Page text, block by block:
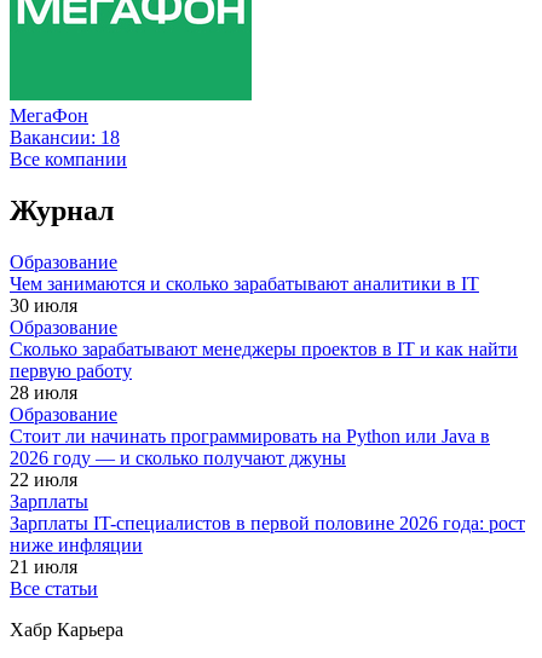
МегаФон
Вакансии: 18
Все компании
Журнал
Образование
Чем занимаются и сколько зарабатывают аналитики в IT
30 июля
Образование
Сколько зарабатывают менеджеры проектов в IT и как найти
первую работу
28 июля
Образование
Стоит ли начинать программировать на Python или Java в
2026 году — и сколько получают джуны
22 июля
Зарплаты
Зарплаты IT-специалистов в первой половине 2026 года: рост
ниже инфляции
21 июля
Все статьи
Хабр Карьера